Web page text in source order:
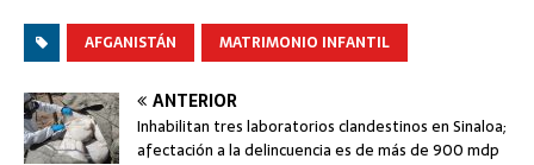
AFGANISTÁN MATRIMONIO INFANTIL
ANTERIOR
Inhabilitan tres laboratorios clandestinos en Sinaloa;
afectación a la delincuencia es de más de 900 mdp